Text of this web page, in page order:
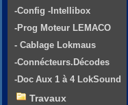
-Config -Intellibox
-Prog Moteur LEMACO
- Cablage Lokmaus
-Connécteurs.Décodes
-Doc Aux 1 à 4 LokSound
Travaux